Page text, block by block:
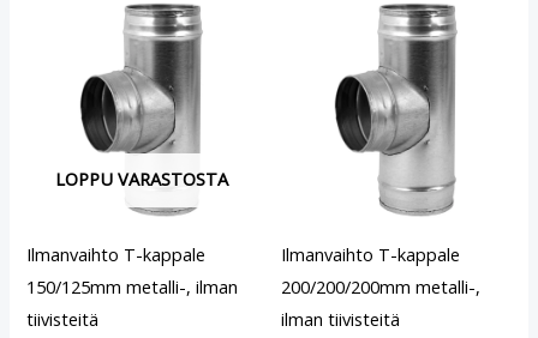
LOPPU VARASTOSTA
Ilmanvaihto T-kappale
150/125mm metalli-, ilman
tiivisteitä
Ilmanvaihto T-kappale
200/200/200mm metalli-,
ilman tiivisteitä